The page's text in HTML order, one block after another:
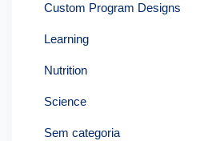
Custom Program Designs
Learning
Nutrition
Science
Sem categoria